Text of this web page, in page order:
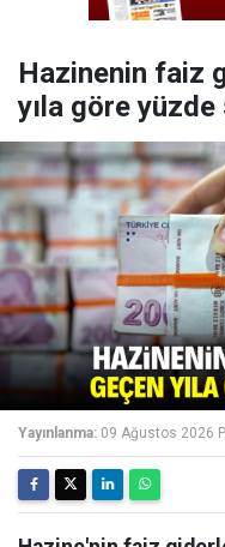
Hazinenin faiz
yıla göre yüzde
Yayınlanma: 09 Ağustos 2026